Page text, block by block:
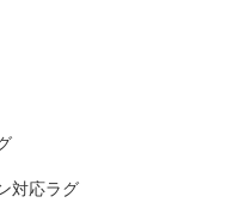
対応ラグ